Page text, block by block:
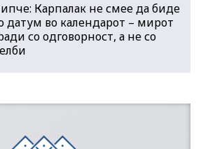
Карпалак не смее да биде
датум во календарот – мирот
со одговорност, а не со